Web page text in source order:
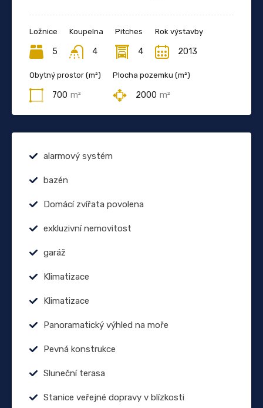
Ložnice
5
Koupelna
4
Pitches
4
Rok výstavby
2013
Obytný prostor (m²)
700 m²
Plocha pozemku (m²)
2000 m²
alarmový systém
bazén
Domácí zvířata povolena
exkluzivní nemovitost
garáž
Klimatizace
Klimatizace
Panoramatický výhled na moře
Pevná konstrukce
Sluneční terasa
Stanice veřejné dopravy v blízkosti